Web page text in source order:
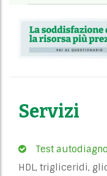
Servizi
Test
HDL, trigliceridi,